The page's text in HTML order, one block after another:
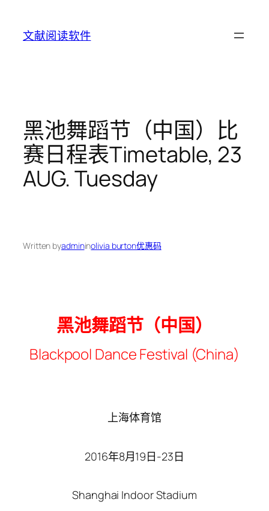
content
文献阅读软件
黑池舞蹈节（中国）比
赛日程表Timetable, 23
AUG. Tuesday
Written byadmininolivia burton优惠码
黑池舞蹈节（中国）
Blackpool Dance Festival (China)
上海体育馆
2016年8月19日-23日
Shanghai Indoor Stadium